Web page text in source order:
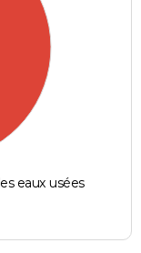
eaux usées